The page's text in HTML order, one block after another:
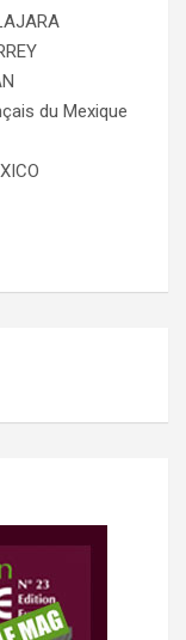
du Mexique